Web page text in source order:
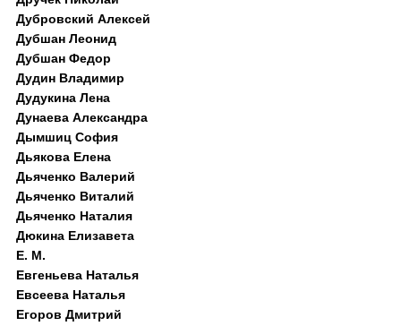
Дубровский Алексей
Дубшан Леонид
Дубшан Федор
Дудин Владимир
Дудукина Лена
Дунаева Александра
Дымшиц София
Дьякова Елена
Дьяченко Валерий
Дьяченко Виталий
Дьяченко Наталия
Дюкина Елизавета
Е. М.
Евгеньева Наталья
Евсеева Наталья
Егоров Дмитрий